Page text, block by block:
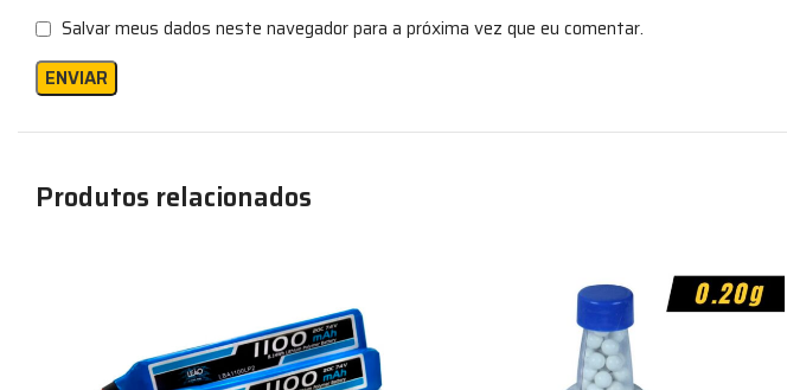
Salvar meus dados neste navegador para a próxima vez que eu comentar.
Produtos relacionados